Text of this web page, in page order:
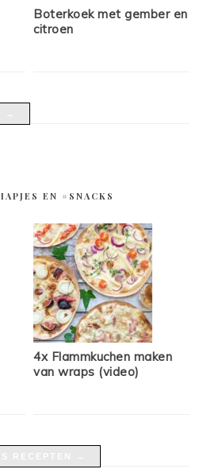
Boterkoek met gember en
citroen
EN #SNACKS
4x Flammkuchen maken
van wraps (video)